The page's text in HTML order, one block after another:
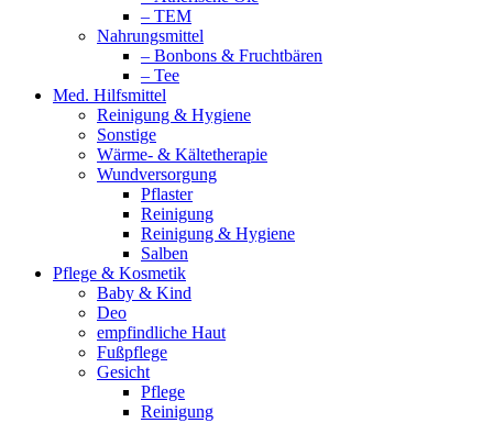
– TEM
Nahrungsmittel
– Bonbons & Fruchtbären
– Tee
Med. Hilfsmittel
Reinigung & Hygiene
Sonstige
Wärme- & Kältetherapie
Wundversorgung
Pflaster
Reinigung
Reinigung & Hygiene
Salben
Pflege & Kosmetik
Baby & Kind
Deo
empfindliche Haut
Fußpflege
Gesicht
Pflege
Reinigung